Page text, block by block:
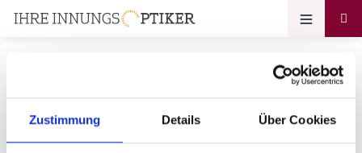
Zustimmung Details Über Cookies
Ihr Zugang zum